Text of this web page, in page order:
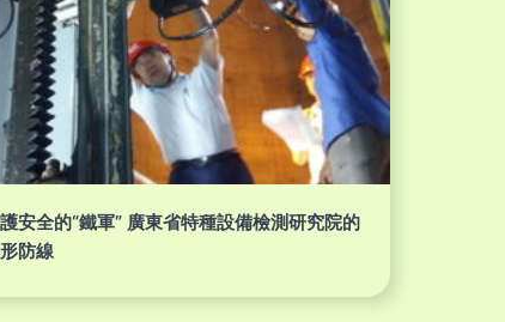
安全的“鐵軍” 廣東省特種設備檢測研究院的
防線